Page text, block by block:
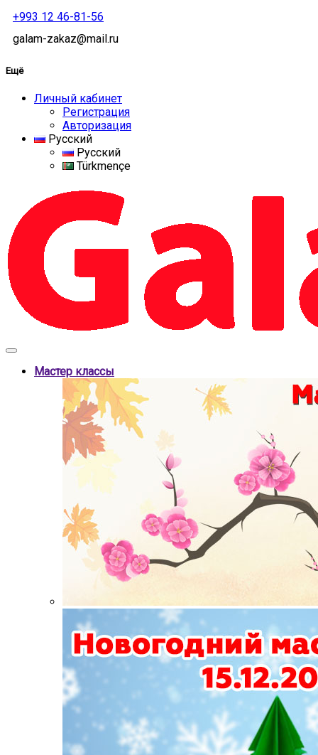
+993 12 46-81-56
galam-zakaz@mail.ru
Ещё
Личный кабинет
Регистрация
Авторизация
Русский
Русский
Türkmençe
Мастер классы